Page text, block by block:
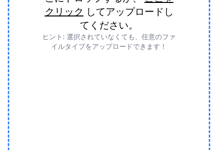
クリック してアップロードし
てください。
ヒント: 選択されていなくても、任意のファ
イルタイプをアップロードできます！